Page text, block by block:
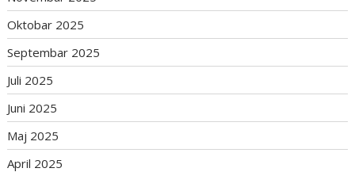
Oktobar 2025
Septembar 2025
Juli 2025
Juni 2025
Maj 2025
April 2025